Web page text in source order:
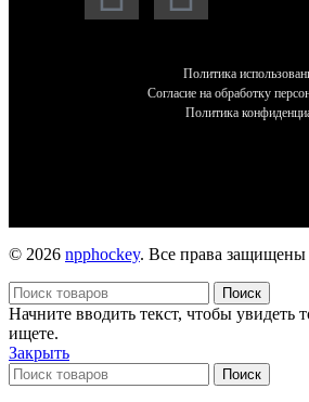
Политика
Согласие на обработку
Политика
© 2026 npphockey. Все права защищены
Поиск
Начните вводить текст, чтобы увидеть
ищете.
Закрыть
Поиск